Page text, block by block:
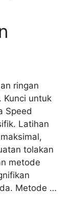
ringan
Kunci untuk
Speed
Latihan
tolakan
metode
Metode …